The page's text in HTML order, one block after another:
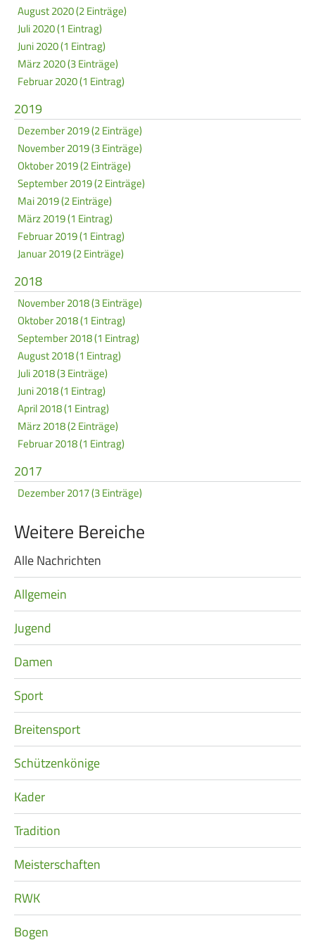
August 2020 (2 Einträge)
Juli 2020 (1 Eintrag)
Juni 2020 (1 Eintrag)
März 2020 (3 Einträge)
Februar 2020 (1 Eintrag)
2019
Dezember 2019 (2 Einträge)
November 2019 (3 Einträge)
Oktober 2019 (2 Einträge)
September 2019 (2 Einträge)
Mai 2019 (2 Einträge)
März 2019 (1 Eintrag)
Februar 2019 (1 Eintrag)
Januar 2019 (2 Einträge)
2018
November 2018 (3 Einträge)
Oktober 2018 (1 Eintrag)
September 2018 (1 Eintrag)
August 2018 (1 Eintrag)
Juli 2018 (3 Einträge)
Juni 2018 (1 Eintrag)
April 2018 (1 Eintrag)
März 2018 (2 Einträge)
Februar 2018 (1 Eintrag)
2017
Dezember 2017 (3 Einträge)
Weitere Bereiche
Navigation
überspringen
Alle Nachrichten
Allgemein
Jugend
Damen
Sport
Breitensport
Schützenkönige
Kader
Tradition
Meisterschaften
RWK
Bogen